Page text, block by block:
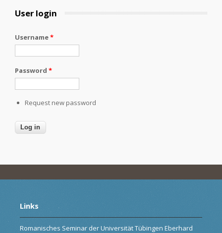
User login
Username*
Password *
Request new password
Links
Romanisches Seminar der Universität Tübingen Eberhard